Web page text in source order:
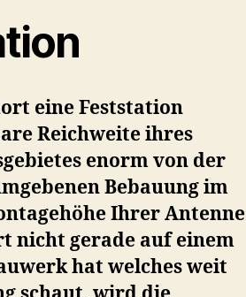
eine Feststation
Reichweite ihres
enorm von der
Bebauung im
Ihrer Antenne
nicht gerade auf einem
hat welches weit